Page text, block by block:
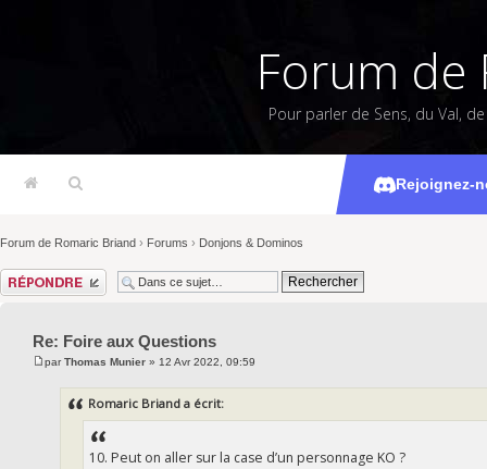
Forum de
Pour parler de Sens, du Val,
Rejoignez-
Forum de Romaric Briand › Forums › Donjons & Dominos
Répondre
Re: Foire aux Questions
parThomas Munier » 12 Avr 2022, 09:59
Romaric Briand a écrit:
10. Peut on aller sur la case d’un personnage KO ?